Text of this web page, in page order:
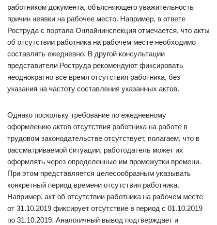
работником документа, объясняющего уважительность
причин неявки на рабочее место. Например, в ответе
Роструда с портала Онлайнинспекция отмечается, что акты
об отсутствии работника на рабочем месте необходимо
составлять ежедневно. В другой консультации
представители Роструда рекомендуют фиксировать
неоднократно все время отсутствия работника, без
указания на частоту составления указанных актов.
Однако поскольку требование по ежедневному
оформлению актов отсутствия работника на работе в
трудовом законодательстве отсутствует, полагаем, что в
рассматриваемой ситуации, работодатель может их
оформлять через определенные им промежутки времени.
При этом представляется целесообразным указывать
конкретный период времени отсутствия работника.
Например, акт об отсутствии работника на рабочем месте
от 31.10.2019 фиксирует отсутствие в период с 01.10.2019
по 31.10.2019. Аналогичный вывод подтверждает и